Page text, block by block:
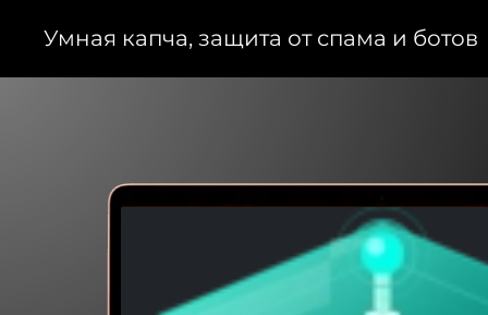
Умная капча, защита от спама и ботов